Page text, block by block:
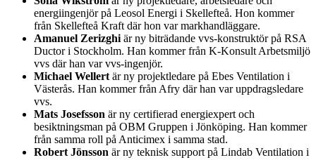
energiingenjör på Leosol Energi i Skellefteå. Hon kommer
från Skellefteå Kraft där hon var markhandläggare.
Amanuel Zerizghi är ny biträdande vvs-konstruktör på RSA
Ductor i Stockholm. Han kommer från K-Konsult Arbetsmiljö
vvs där han var vvs-ingenjör.
Michael Wellert är ny projektledare på Ebes Ventilation i
Västerås. Han kommer från Afry där han var uppdragsledare
vvs.
Mats Josefsson är ny certifierad energiexpert och
besiktningsman på OBM Gruppen i Jönköping. Han kommer
från samma roll på Anticimex i samma stad.
Robert Jönsson är ny teknisk support på Lindab Ventilation i